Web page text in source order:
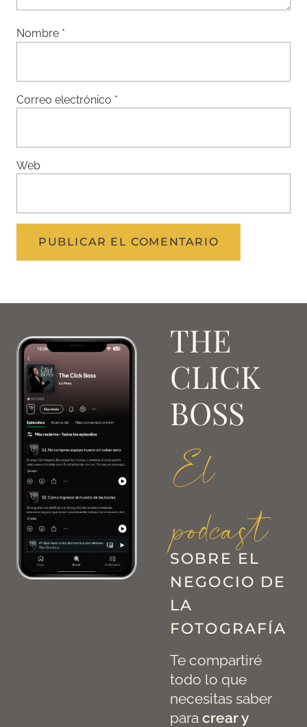
Nombre *
Correo electrónico *
Web
THE
CLICK
BOSS
El
podcast
SOBRE EL
NEGOCIO DE
LA
FOTOGRAFÍA
Te compartiré
todo lo que
necesitas saber
para crear y